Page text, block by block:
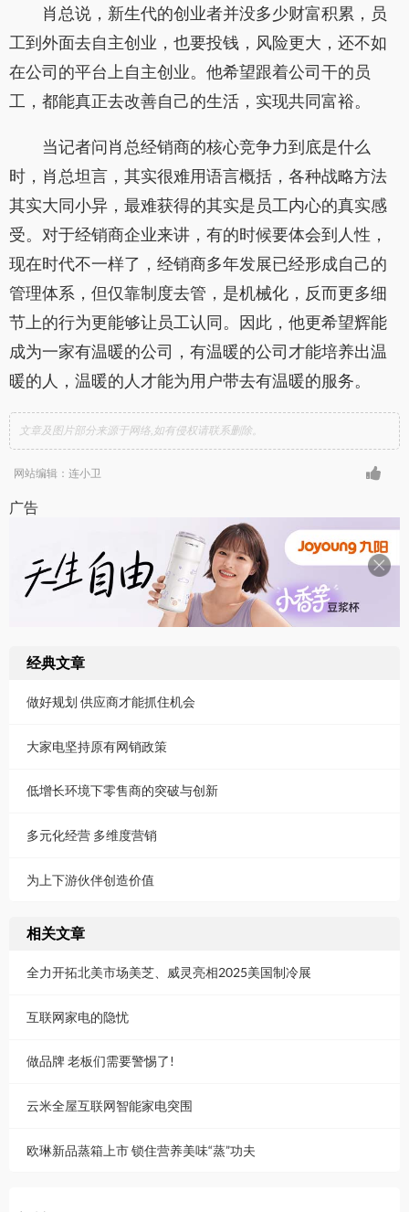
肖总说，新生代的创业者并没多少财富积累，员
工到外面去自主创业，也要投钱，风险更大，还不如
在公司的平台上自主创业。他希望跟着公司干的员
工，都能真正去改善自己的生活，实现共同富裕。
当记者问肖总经销商的核心竞争力到底是什么
时，肖总坦言，其实很难用语言概括，各种战略方法
其实大同小异，最难获得的其实是员工内心的真实感
受。对于经销商企业来讲，有的时候要体会到人性，
现在时代不一样了，经销商多年发展已经形成自己的
管理体系，但仅靠制度去管，是机械化，反而更多细
节上的行为更能够让员工认同。因此，他更希望辉能
成为一家有温暖的公司，有温暖的公司才能培养出温
暖的人，温暖的人才能为用户带去有温暖的服务。
文章及图片部分来源于网络,如有侵权请联系删除。
网站编辑：连小卫
广告
经典文章
做好规划 供应商才能抓住机会
大家电坚持原有网销政策
低增长环境下零售商的突破与创新
多元化经营 多维度营销
为上下游伙伴创造价值
相关文章
全力开拓北美市场美芝、威灵亮相2025美国制冷展
互联网家电的隐忧
做品牌 老板们需要警惕了!
云米全屋互联网智能家电突围
欧琳新品蒸箱上市 锁住营养美味“蒸”功夫